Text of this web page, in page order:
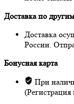
Доставка по
Доставка
России.
Бонусная карта
При
(Регистрация